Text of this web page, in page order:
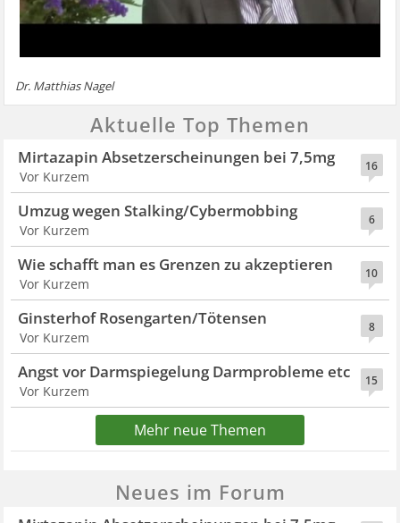
Dr. Matthias Nagel
Aktuelle Top Themen
16
Mirtazapin Absetzerscheinungen bei 7,5mg
Vor Kurzem
6
Umzug wegen Stalking/Cybermobbing
Vor Kurzem
10
Wie schafft man es Grenzen zu akzeptieren
Vor Kurzem
8
Ginsterhof Rosengarten/Tötensen
Vor Kurzem
15
Angst vor Darmspiegelung Darmprobleme etc
Vor Kurzem
Mehr neue Themen
Neues im Forum